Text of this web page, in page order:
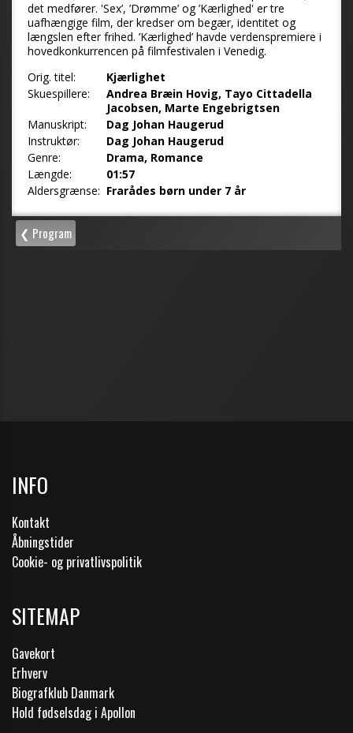
INFO
Kontakt
Åbningstider
Cookie- og privatlivspolitik
SITEMAP
Gavekort
Erhverv
Biografklub Danmark
Hold fødselsdag i Apollon